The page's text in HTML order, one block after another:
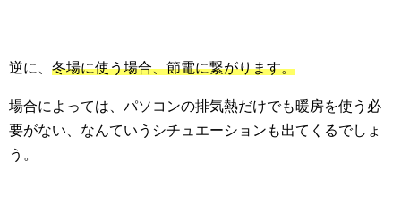
逆に、 冬場に使う場合、節電に繋がります。
場合によっては、パソコンの排気熱だけでも暖房を使う必
要がない、なんていうシチュエーションも出てくるでしょ
う。